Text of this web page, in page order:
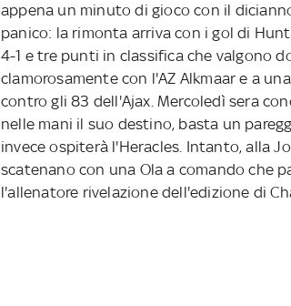
appena un minuto di gioco con il
panico: la rimonta arriva con i gol di
4-1 e tre punti in classifica che valgono
clamorosamente con l'AZ Alkmaar e a
contro gli 83 dell'Ajax. Mercoledì sera
nelle mani il suo destino, basta un
invece ospiterà l'Heracles. Intanto, alla
scatenano con una Ola a comando che
l'allenatore rivelazione dell'edizione di